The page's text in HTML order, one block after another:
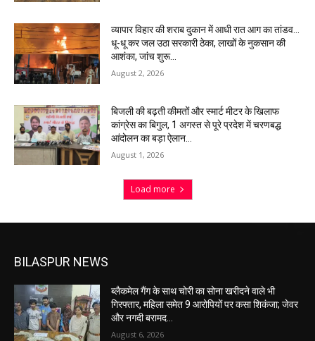
व्यापार विहार की शराब दुकान में आधी रात आग का तांडव…
धू-धू कर जल उठा सरकारी ठेका, लाखों के नुकसान की
आशंका, जांच शुरू…
August 2, 2026
बिजली की बढ़ती कीमतों और स्मार्ट मीटर के खिलाफ
कांग्रेस का बिगुल, 1 अगस्त से पूरे प्रदेश में चरणबद्ध
आंदोलन का बड़ा ऐलान…
August 1, 2026
Load more
BILASPUR NEWS
ब्लैकमेल गैंग के साथ चोरी का सोना खरीदने वाले भी
गिरफ्तार, महिला समेत 9 आरोपियों पर कसा शिकंजा; जेवर
और नगदी बरामद…
August 6, 2026